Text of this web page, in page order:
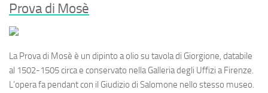
Prova di Mosè
LaProva di Mosè è un dipinto a olio su tavola di Giorgione, databile
al 1502-1505 circa e conservato nella Galleria degli Uffizi a Firenze.
L’opera fapendantcon il Giudizio di Salomone nello stesso museo.